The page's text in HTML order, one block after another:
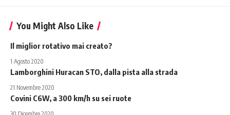
You Might Also Like
Il miglior rotativo mai creato?
1 Agosto 2020
Lamborghini Huracan STO, dalla pista alla strada
21 Novembre 2020
Covini C6W, a 300 km/h su sei ruote
30 Dicembre 2020